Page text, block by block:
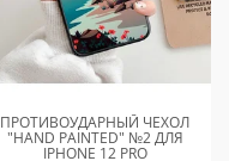
ПРОТИВОУДАРНЫЙ ЧЕХОЛ
"HAND PAINTED" №2 ДЛЯ
IPHONE 12 PRO